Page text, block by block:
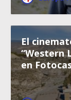
El
“Western
en